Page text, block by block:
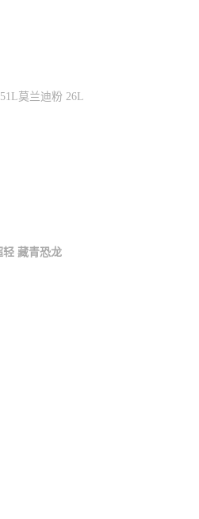
莫兰迪粉 26L
轻 藏青恐龙